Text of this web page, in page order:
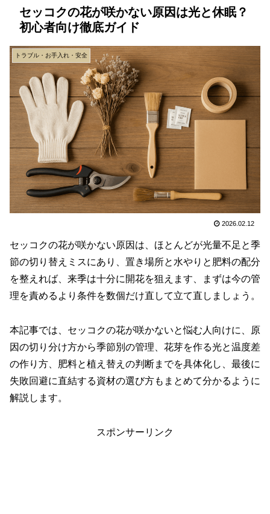
セッコクの花が咲かない原因は光と休眠？
初心者向け徹底ガイド
トラブル・お手入れ・安全
2026.02.12
セッコクの花が咲かない原因は、ほとんどが光量不足と季
節の切り替えミスにあり、置き場所と水やりと肥料の配分
を整えれば、来季は十分に開花を狙えます、まずは今の管
理を責めるより条件を数個だけ直して立て直しましょう。
本記事では、セッコクの花が咲かないと悩む人向けに、原
因の切り分け方から季節別の管理、花芽を作る光と温度差
の作り方、肥料と植え替えの判断までを具体化し、最後に
失敗回避に直結する資材の選び方もまとめて分かるように
解説します。
スポンサーリンク